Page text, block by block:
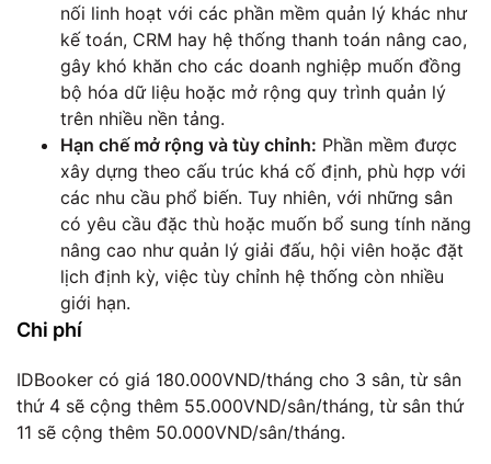
nối linh hoạt với các phần mềm quản lý khác như
kế toán, CRM hay hệ thống thanh toán nâng cao,
gây khó khăn cho các doanh nghiệp muốn đồng
bộ hóa dữ liệu hoặc mở rộng quy trình quản lý
trên nhiều nền tảng.
Hạn chế mở rộng và tùy chỉnh: Phần mềm được
xây dựng theo cấu trúc khá cố định, phù hợp với
các nhu cầu phổ biến. Tuy nhiên, với những sân
có yêu cầu đặc thù hoặc muốn bổ sung tính năng
nâng cao như quản lý giải đấu, hội viên hoặc đặt
lịch định kỳ, việc tùy chỉnh hệ thống còn nhiều
giới hạn.
Chi phí
IDBooker có giá 180.000VND/tháng cho 3 sân, từ sân
thứ 4 sẽ cộng thêm 55.000VND/sân/tháng, từ sân thứ
11 sẽ cộng thêm 50.000VND/sân/tháng.